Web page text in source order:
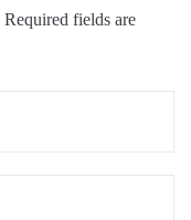
Required fields are